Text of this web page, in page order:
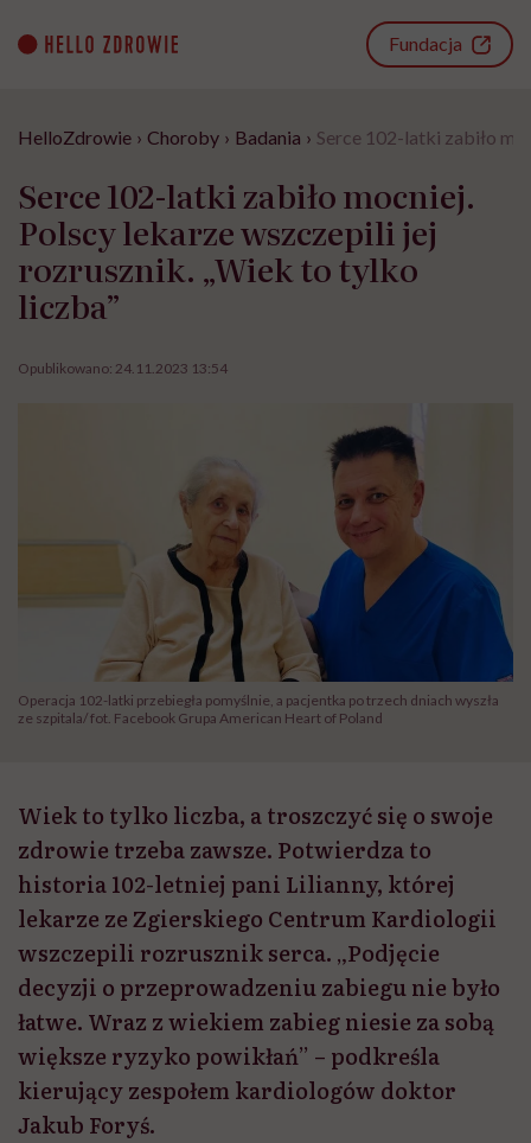
content
Fundacja
HelloZdrowie › Choroby › Badania › Serce 102-latki zabiło
Serce 102-latki zabiło mocniej.
Polscy lekarze wszczepili jej
rozrusznik. „Wiek to tylko
liczba”
Opublikowano: 24.11.2023 13:54
Operacja 102-latki przebiegła pomyślnie, a pacjentka po trzech dniach wyszła
ze szpitala/ fot. Facebook Grupa American Heart of Poland
Wiek to tylko liczba, a troszczyć się o swoje
zdrowie trzeba zawsze. Potwierdza to
historia 102-letniej pani Lilianny, której
lekarze ze Zgierskiego Centrum Kardiologii
wszczepili rozrusznik serca. „Podjęcie
decyzji o przeprowadzeniu zabiegu nie było
łatwe. Wraz z wiekiem zabieg niesie za sobą
większe ryzyko powikłań” – podkreśla
kierujący zespołem kardiologów doktor
Jakub Foryś.